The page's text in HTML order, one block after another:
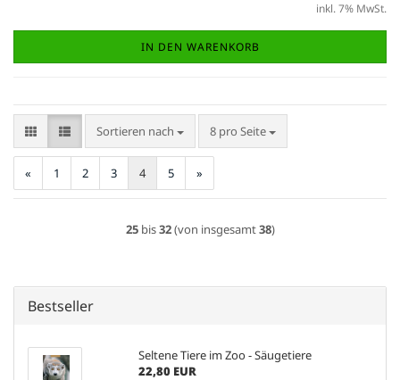
inkl. 7% MwSt.
IN DEN WARENKORB
Sortieren nach
Sortieren nach 8 pro Seite
pro Seite
« 1 2 3 4 5 »
25bis32(von insgesamt38)
Bestseller
Seltene Tiere im Zoo - Säugetiere
22,80 EUR